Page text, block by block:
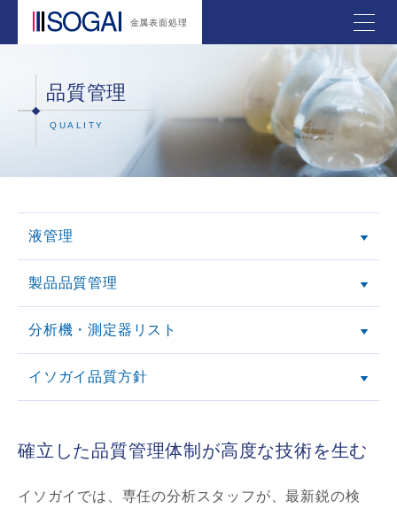
金属表面処理
品質管理
QUALITY
液管理
製品品質管理
分析機・測定器リスト
イソガイ品質方針
確立した品質管理体制が高度な技術を生む
イソガイでは、専任の分析スタッフが、最新鋭の検